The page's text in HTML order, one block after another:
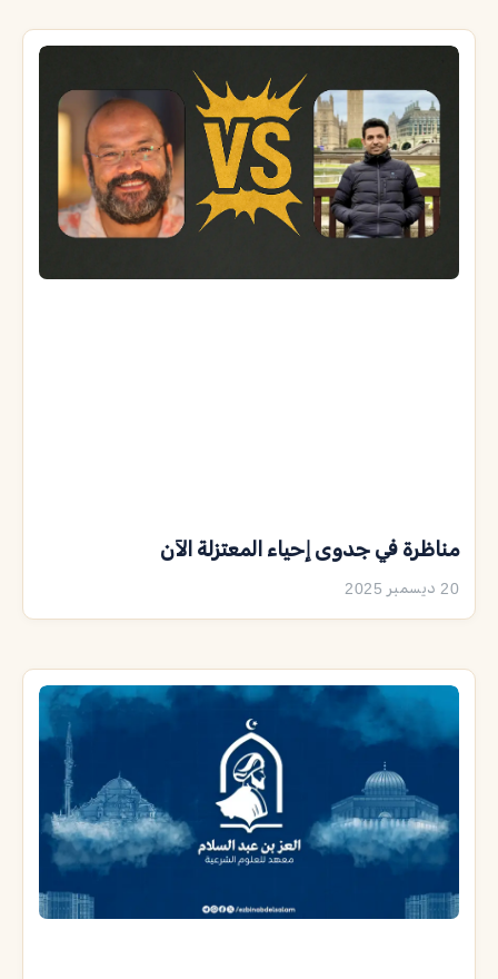
مناظرة في جدوى إحياء المعتزلة الآن
20 ديسمبر 2025